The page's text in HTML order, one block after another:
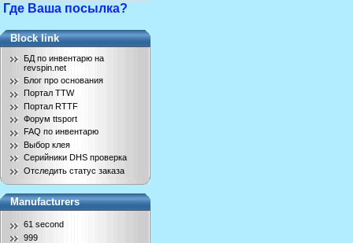
Где Ваша посылка?
Block link
БД по инвентарю на
revspin.net
Блог про основания
Портал TTW
Портал RTTF
Форум ttsport
FAQ по инвентарю
Выбор клея
Серийники DHS проверка
Отследить статус заказа
Manufacturers
61 second
999